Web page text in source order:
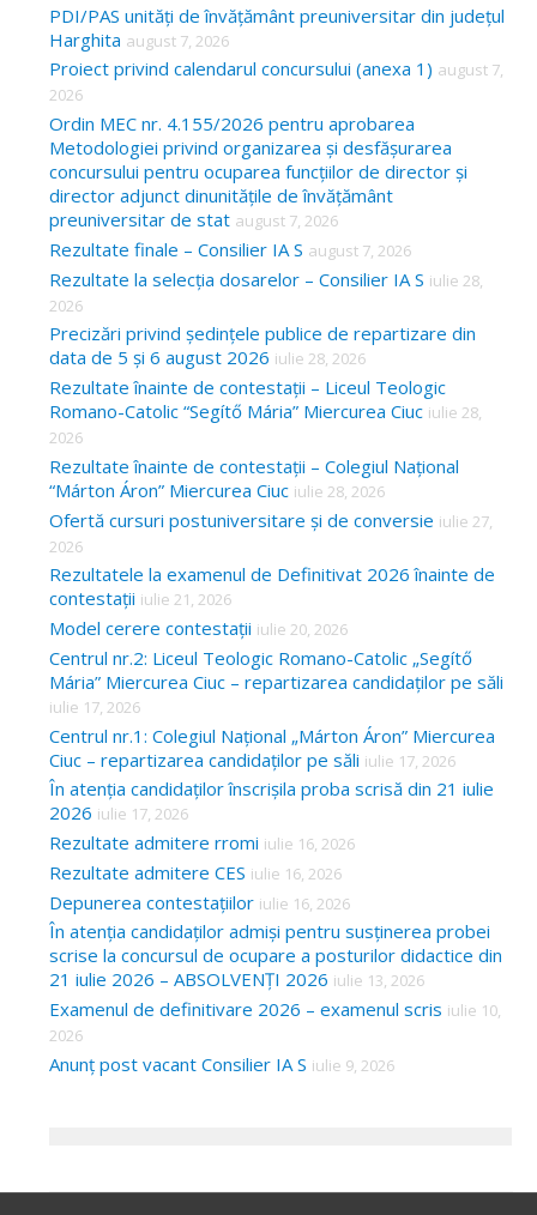
c
h
f
o
r
PDI/PAS unități de învățământ preuniversitar din județul
Harghita august 7, 2026
Proiect privind calendarul concursului (anexa 1) august 7,
2026
Ordin MEC nr. 4.155/2026 pentru aprobarea
Metodologiei privind organizarea și desfășurarea
concursului pentru ocuparea funcțiilor de director și
director adjunct dinunitățile de învățământ
preuniversitar de stat august 7, 2026
Rezultate finale – Consilier IA S august 7, 2026
Rezultate la selecția dosarelor – Consilier IA S iulie 28,
2026
Precizări privind ședințele publice de repartizare din
data de 5 și 6 august 2026 iulie 28, 2026
Rezultate înainte de contestații – Liceul Teologic
Romano-Catolic “Segítő Mária” Miercurea Ciuc iulie 28,
2026
Rezultate înainte de contestații – Colegiul Național
“Márton Áron” Miercurea Ciuc iulie 28, 2026
Ofertă cursuri postuniversitare și de conversie iulie 27,
2026
Rezultatele la examenul de Definitivat 2026 înainte de
contestații iulie 21, 2026
Model cerere contestații iulie 20, 2026
Centrul nr.2: Liceul Teologic Romano-Catolic „Segítő
Mária” Miercurea Ciuc – repartizarea candidaților pe săli
iulie 17, 2026
Centrul nr.1: Colegiul Național „Márton Áron” Miercurea
Ciuc – repartizarea candidaților pe săli iulie 17, 2026
În atenția candidaților înscrișila proba scrisă din 21 iulie
2026 iulie 17, 2026
Rezultate admitere rromi iulie 16, 2026
Rezultate admitere CES iulie 16, 2026
Depunerea contestațiilor iulie 16, 2026
În atenția candidaților admiși pentru susținerea probei
scrise la concursul de ocupare a posturilor didactice din
21 iulie 2026 – ABSOLVENȚI 2026 iulie 13, 2026
Examenul de definitivare 2026 – examenul scris iulie 10,
2026
Anunț post vacant Consilier IA S iulie 9, 2026